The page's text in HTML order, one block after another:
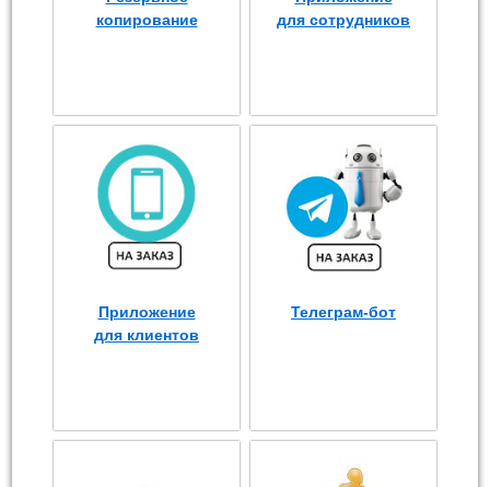
копирование
для сотрудников
Приложение
для клиентов
Телеграм-бот